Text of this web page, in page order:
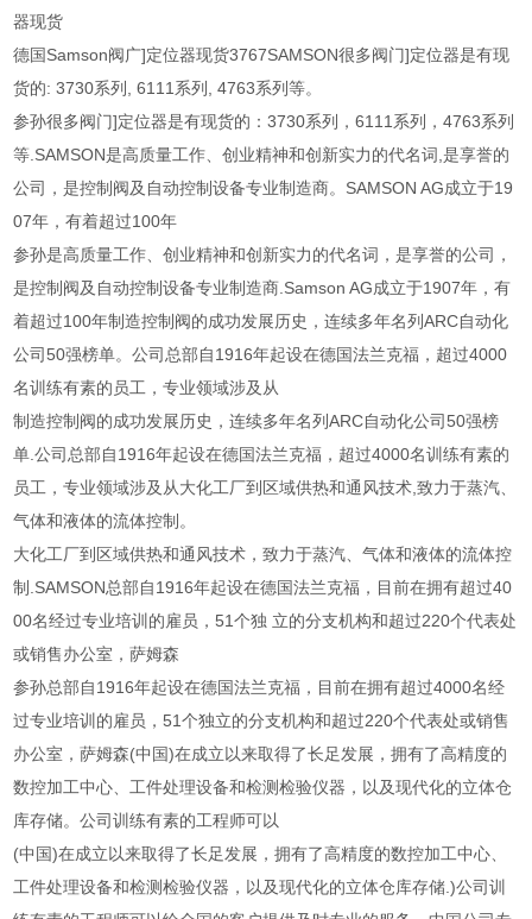
器现货
德国Samson阀广]定位器现货3767SAMSON很多阀门]定位器是有现
货的: 3730系列, 6111系列, 4763系列等。
参孙很多阀门]定位器是有现货的：3730系列，6111系列，4763系列
等.SAMSON是高质量工作、创业精神和创新实力的代名词,是享誉的
公司，是控制阀及自动控制设备专业制造商。SAMSON AG成立于19
07年，有着超过100年
参孙是高质量工作、创业精神和创新实力的代名词，是享誉的公司，
是控制阀及自动控制设备专业制造商.Samson AG成立于1907年，有
着超过100年制造控制阀的成功发展历史，连续多年名列ARC自动化
公司50强榜单。公司总部自1916年起设在德国法兰克福，超过4000
名训练有素的员工，专业领域涉及从
制造控制阀的成功发展历史，连续多年名列ARC自动化公司50强榜
单.公司总部自1916年起设在德国法兰克福，超过4000名训练有素的
员工，专业领域涉及从大化工厂到区域供热和通风技术,致力于蒸汽、
气体和液体的流体控制。
大化工厂到区域供热和通风技术，致力于蒸汽、气体和液体的流体控
制.SAMSON总部自1916年起设在德国法兰克福，目前在拥有超过40
00名经过专业培训的雇员，51个独 立的分支机构和超过220个代表处
或销售办公室，萨姆森
参孙总部自1916年起设在德国法兰克福，目前在拥有超过4000名经
过专业培训的雇员，51个独立的分支机构和超过220个代表处或销售
办公室，萨姆森(中国)在成立以来取得了长足发展，拥有了高精度的
数控加工中心、工件处理设备和检测检验仪器，以及现代化的立体仓
库存储。公司训练有素的工程师可以
(中国)在成立以来取得了长足发展，拥有了高精度的数控加工中心、
工件处理设备和检测检验仪器，以及现代化的立体仓库存储.)公司训